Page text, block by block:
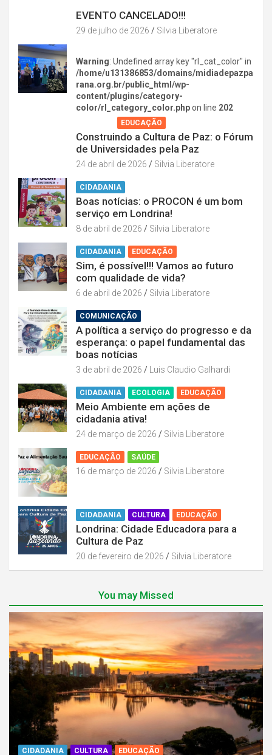
EVENTO CANCELADO!!!
29 de julho de 2026 Silvia Liberatore
Warning: Undefined array key "rl_cat_color" in
/home/u131386853/domains/midiadepazpa
rana.org.br/public_html/wp-
content/plugins/category-
color/rl_category_color.phpon line 202
EDUCAÇÃO
Construindo a Cultura de Paz: o Fórum
de Universidades pela Paz
24 de abril de 2026 Silvia Liberatore
CIDADANIA
Boas notícias: o PROCON é um bom
serviço em Londrina!
8 de abril de 2026 Silvia Liberatore
CIDADANIA EDUCAÇÃO
Sim, é possível!!! Vamos ao futuro
com qualidade de vida?
6 de abril de 2026 Silvia Liberatore
COMUNICAÇÃO
A política a serviço do progresso e da
esperança: o papel fundamental das
boas notícias
3 de abril de 2026 Luis Claudio Galhardi
CIDADANIA ECOLOGIA EDUCAÇÃO
Meio Ambiente em ações de
cidadania ativa!
24 de março de 2026 Silvia Liberatore
EDUCAÇÃO SAÚDE
16 de março de 2026 Silvia Liberatore
CIDADANIA CULTURA EDUCAÇÃO
Londrina: Cidade Educadora para a
Cultura de Paz
20 de fevereiro de 2026 Silvia Liberatore
You may Missed
CIDADANIA CULTURA EDUCAÇÃO